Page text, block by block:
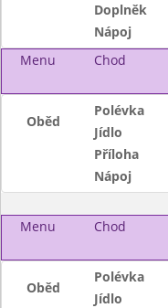
Doplněk
Nápoj
Menu
Chod
Oběd
Polévka
Jídlo
Příloha
Nápoj
Menu Chod
Oběd
Polévka
Jídlo